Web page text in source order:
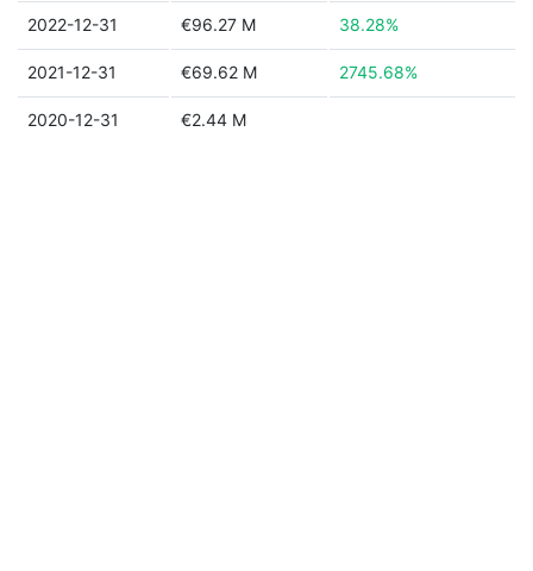
2022-12-31 €96.27 M 38.28%
2021-12-31 €69.62 M 2745.68%
2020-12-31 €2.44 M